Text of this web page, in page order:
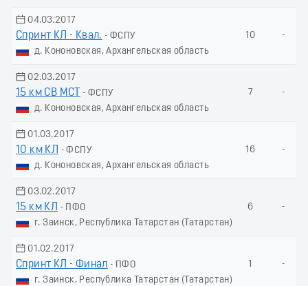
04.03.2017
Спринт КЛ - Квал. - ФСПУ
д. Кононовская, Архангельская область
10 -
02.03.2017
15 км СВ МСТ
- ФСПУ
д. Кононовская, Архангельская область
7 -
01.03.2017
10 км КЛ
- ФСПУ
д. Кононовская, Архангельская область
16 -
03.02.2017
15 км КЛ
- ПФО
г. Заинск, Республика Татарстан (Татарстан)
6 -
01.02.2017
Спринт КЛ - Финал - ПФО
г. Заинск, Республика Татарстан (Татарстан)
1 -